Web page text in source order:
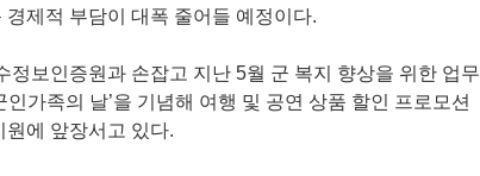
제적 부담이 대폭 줄어들 예정이다.
정보인증원과 손잡고 지난 5월 군 복지 향상을 위한 업무
가족의 날’을 기념해 여행 및 공연 상품 할인 프로모션
에 앞장서고 있다.